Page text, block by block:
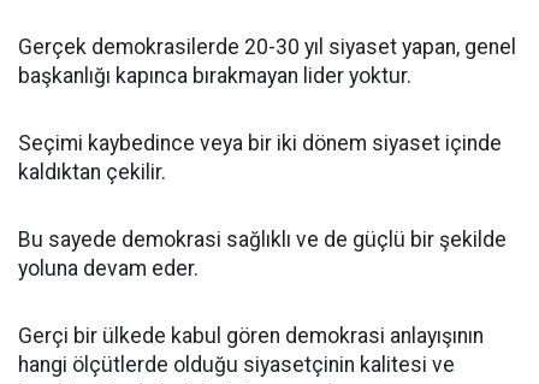
Gerçek demokrasilerde 20-30 yıl siyaset yapan, genel
başkanlığı kapınca bırakmayan lider yoktur.
Seçimi kaybedince veya bir iki dönem siyaset içinde
kaldıktan çekilir.
Bu sayede demokrasi sağlıklı ve de güçlü bir şekilde
yoluna devam eder.
Gerçi bir ülkede kabul gören demokrasi anlayışının
hangi ölçütlerde olduğu siyasetçinin kalitesi ve